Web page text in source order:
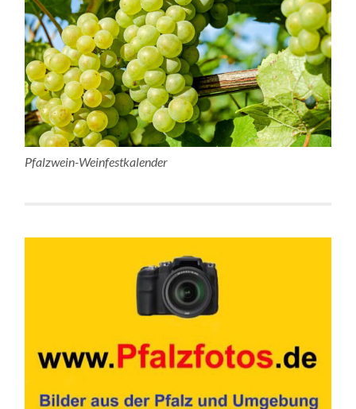
Pfalzwein-Weinfestkalender